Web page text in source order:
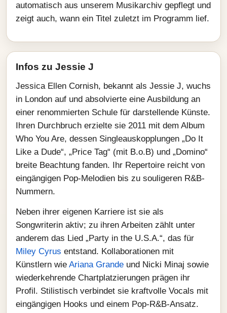
automatisch aus unserem Musikarchiv gepflegt und
zeigt auch, wann ein Titel zuletzt im Programm lief.
Infos zu Jessie J
Jessica Ellen Cornish, bekannt als Jessie J, wuchs
in London auf und absolvierte eine Ausbildung an
einer renommierten Schule für darstellende Künste.
Ihren Durchbruch erzielte sie 2011 mit dem Album
Who You Are, dessen Singleauskopplungen „Do It
Like a Dude“, „Price Tag“ (mit B.o.B) und „Domino“
breite Beachtung fanden. Ihr Repertoire reicht von
eingängigen Pop-Melodien bis zu souligeren R&B-
Nummern.
Neben ihrer eigenen Karriere ist sie als
Songwriterin aktiv; zu ihren Arbeiten zählt unter
anderem das Lied „Party in the U.S.A.“, das für
Miley Cyrus entstand. Kollaborationen mit
Künstlern wie Ariana Grande und Nicki Minaj sowie
wiederkehrende Chartplatzierungen prägen ihr
Profil. Stilistisch verbindet sie kraftvolle Vocals mit
eingängigen Hooks und einem Pop-R&B-Ansatz.